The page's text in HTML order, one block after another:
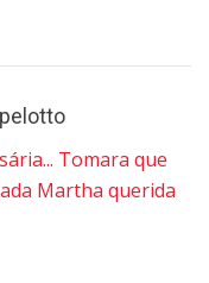
Tomara que
Martha querida